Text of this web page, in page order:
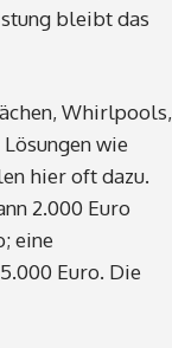
bleibt das
Whirlpools,
wie
hier oft dazu.
2.000 Euro
eine
Euro. Die